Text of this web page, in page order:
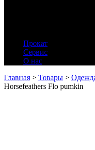
Прокат
Сервис
О нас
Главная > Товары >
Horsefeathers Flo pumkin